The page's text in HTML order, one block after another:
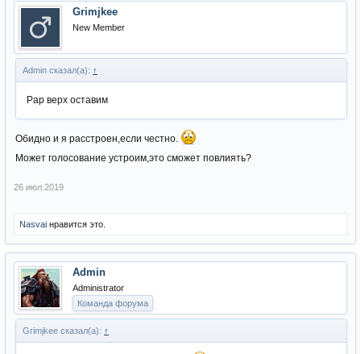
Grimjkee
New Member
Admin сказал(а): ↑
Рар верх оставим
Обидно и я расстроен,если честно.
Может голосование устроим,это сможет повлиять?
26 июл 2019
Nasvai нравится это.
Admin
Administrator
Команда форума
Grimjkee сказал(а): ↑